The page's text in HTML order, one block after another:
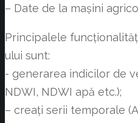
– Date de la mașini
Principalele
ului sunt:
​​- generarea indicilor de
NDWI, NDWI apă etc.);
– creați serii temporale